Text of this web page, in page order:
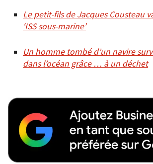
Le petit-fils de Jacques Cousteau
‘ISS sous-marine’
Un homme tombé d’un navire
dans l’océan grâce … à un déchet